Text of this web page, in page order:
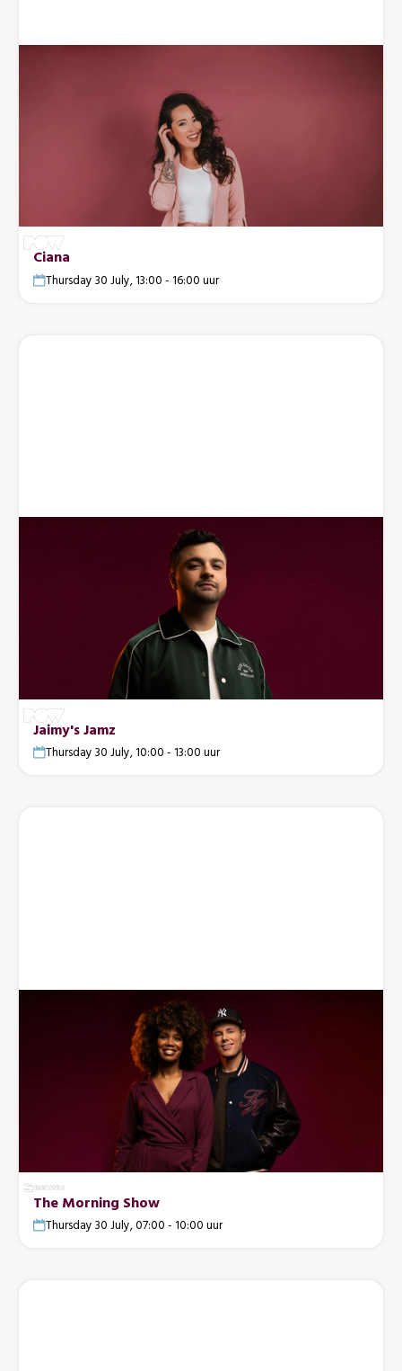
Ciana
Thursday 30 July, 13:00 - 16:00 uur
Jaimy's Jamz
Thursday 30 July, 10:00 - 13:00 uur
The Morning Show
Thursday 30 July, 07:00 - 10:00 uur